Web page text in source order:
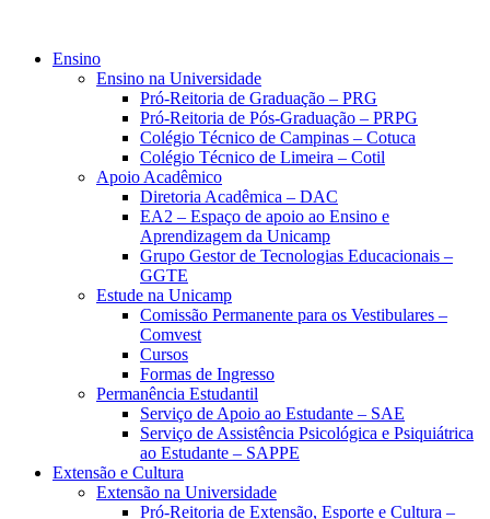
Ensino
Ensino na Universidade
Pró-Reitoria de Graduação – PRG
Pró-Reitoria de Pós-Graduação – PRPG
Colégio Técnico de Campinas – Cotuca
Colégio Técnico de Limeira – Cotil
Apoio Acadêmico
Diretoria Acadêmica – DAC
EA2 – Espaço de apoio ao Ensino e
Aprendizagem da Unicamp
Grupo Gestor de Tecnologias Educacionais –
GGTE
Estude na Unicamp
Comissão Permanente para os Vestibulares –
Comvest
Cursos
Formas de Ingresso
Permanência Estudantil
Serviço de Apoio ao Estudante – SAE
Serviço de Assistência Psicológica e Psiquiátrica
ao Estudante – SAPPE
Extensão e Cultura
Extensão na Universidade
Pró-Reitoria de Extensão, Esporte e Cultura –